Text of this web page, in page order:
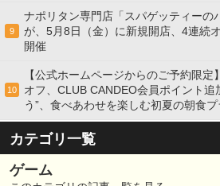
9
ナポリタン専門店「スパゲッティーの
が、5月8日（金）に新規開店、4連続
開催
10
【公式ホームページからのご予約限
オフ、CLUB CANDEO会員ポイント追
う”、食べあわせを楽しむ初夏の朝食
カテゴリ一覧
ゲーム